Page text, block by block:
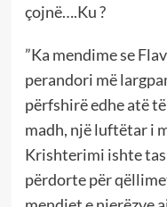
çojnë….Ku ?
”Ka mendime se
perandori më
përfshirë edhe atë
madh, një luftëtar i
Krishterimi ishte
përdorte për